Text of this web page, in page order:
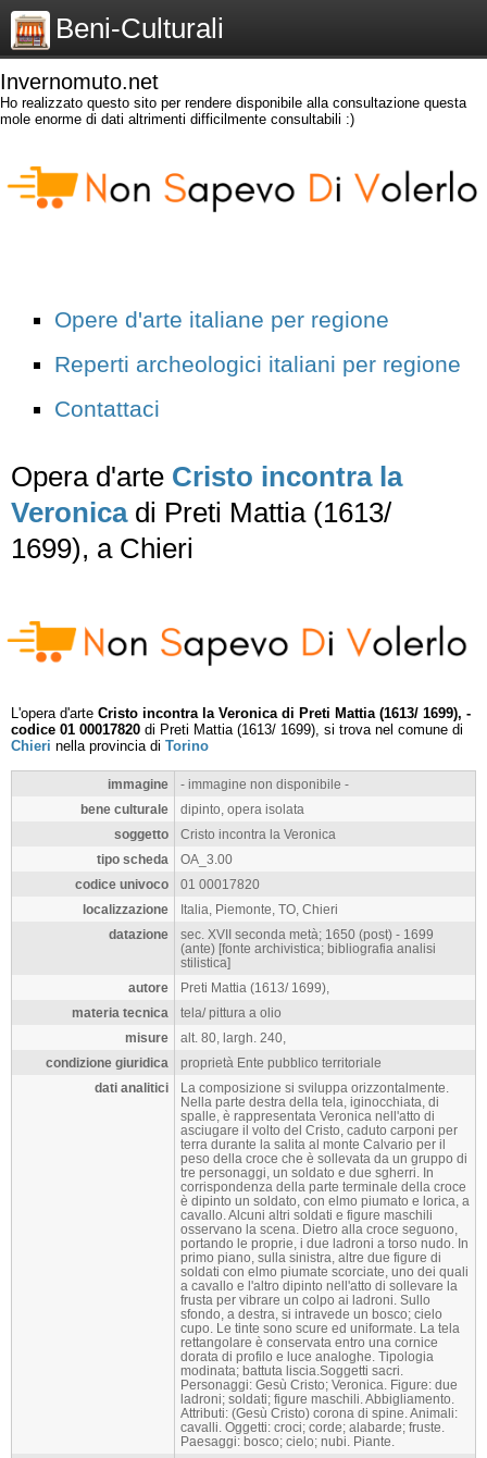
Beni-Culturali
Invernomuto.net
Ho realizzato questo sito per rendere disponibile alla consultazione questa
mole enorme di dati altrimenti difficilmente consultabili :)
Opere d'arte italiane per regione
Reperti archeologici italiani per regione
Contattaci
Opera d'arte Cristo incontra la
Veronicadi Preti Mattia (1613/
1699), a Chieri
L'opera d'arte Cristo incontra la Veronica di Preti Mattia (1613/ 1699), -
codice 01 00017820 di Preti Mattia (1613/ 1699), si trova nel comune di
Chieri nella provincia di Torino
immagine
- immagine non disponibile -
bene culturale
dipinto, opera isolata
soggetto
Cristo incontra la Veronica
tipo scheda
OA_3.00
codice univoco
01 00017820
localizzazione
Italia, Piemonte, TO, Chieri
datazione
sec. XVII seconda metà; 1650 (post) - 1699
(ante) [fonte archivistica; bibliografia analisi
stilistica]
autore
Preti Mattia (1613/ 1699),
materia tecnica
tela/ pittura a olio
misure
alt. 80, largh. 240,
condizione giuridica
proprietà Ente pubblico territoriale
dati analitici
La composizione si sviluppa orizzontalmente.
Nella parte destra della tela, iginocchiata, di
spalle, è rappresentata Veronica nell'atto di
asciugare il volto del Cristo, caduto carponi per
terra durante la salita al monte Calvario per il
peso della croce che è sollevata da un gruppo di
tre personaggi, un soldato e due sgherri. In
corrispondenza della parte terminale della croce
è dipinto un soldato, con elmo piumato e lorica, a
cavallo. Alcuni altri soldati e figure maschili
osservano la scena. Dietro alla croce seguono,
portando le proprie, i due ladroni a torso nudo. In
primo piano, sulla sinistra, altre due figure di
soldati con elmo piumate scorciate, uno dei quali
a cavallo e l'altro dipinto nell'atto di sollevare la
frusta per vibrare un colpo ai ladroni. Sullo
sfondo, a destra, si intravede un bosco; cielo
cupo. Le tinte sono scure ed uniformate. La tela
rettangolare è conservata entro una cornice
dorata di profilo e luce analoghe. Tipologia
modinata; battuta liscia.Soggetti sacri.
Personaggi: Gesù Cristo; Veronica. Figure: due
ladroni; soldati; figure maschili. Abbigliamento.
Attributi: (Gesù Cristo) corona di spine. Animali:
cavalli. Oggetti: croci; corde; alabarde; fruste.
Paesaggi: bosco; cielo; nubi. Piante.